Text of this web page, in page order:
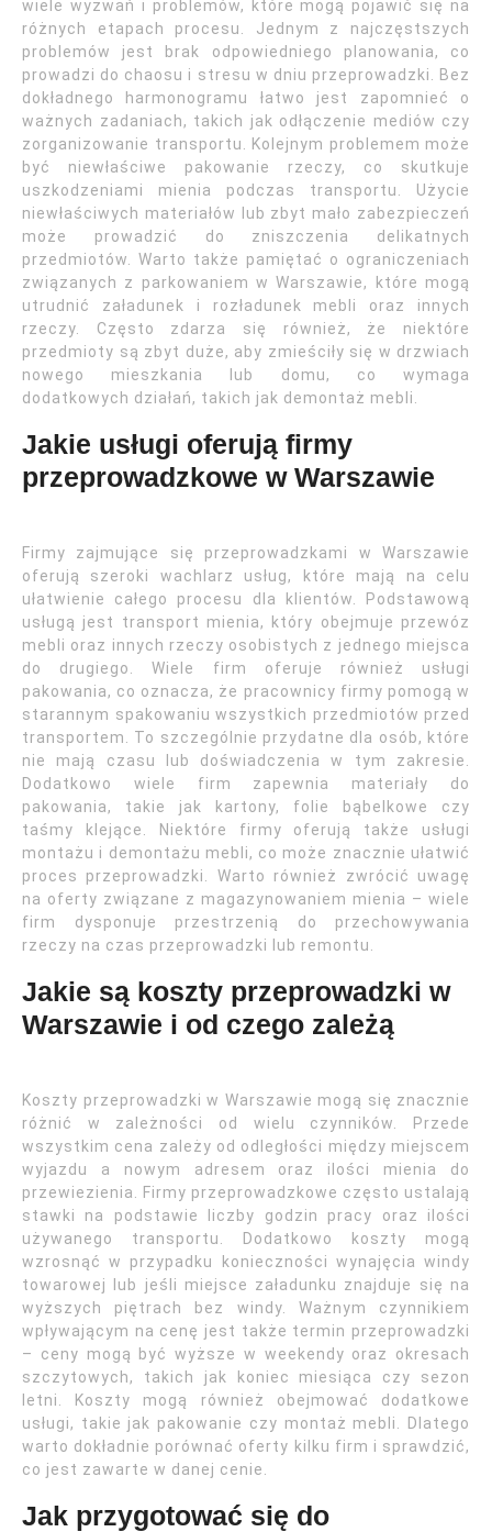
wiele wyzwań i problemów, które mogą pojawić się na
różnych etapach procesu. Jednym z najczęstszych
problemów jest brak odpowiedniego planowania, co
prowadzi do chaosu i stresu w dniu przeprowadzki. Bez
dokładnego harmonogramu łatwo jest zapomnieć o
ważnych zadaniach, takich jak odłączenie mediów czy
zorganizowanie transportu. Kolejnym problemem może
być niewłaściwe pakowanie rzeczy, co skutkuje
uszkodzeniami mienia podczas transportu. Użycie
niewłaściwych materiałów lub zbyt mało zabezpieczeń
może prowadzić do zniszczenia delikatnych
przedmiotów. Warto także pamiętać o ograniczeniach
związanych z parkowaniem w Warszawie, które mogą
utrudnić załadunek i rozładunek mebli oraz innych
rzeczy. Często zdarza się również, że niektóre
przedmioty są zbyt duże, aby zmieściły się w drzwiach
nowego mieszkania lub domu, co wymaga
dodatkowych działań, takich jak demontaż mebli.
Jakie usługi oferują firmy
przeprowadzkowe w Warszawie
Firmy zajmujące się przeprowadzkami w Warszawie
oferują szeroki wachlarz usług, które mają na celu
ułatwienie całego procesu dla klientów. Podstawową
usługą jest transport mienia, który obejmuje przewóz
mebli oraz innych rzeczy osobistych z jednego miejsca
do drugiego. Wiele firm oferuje również usługi
pakowania, co oznacza, że pracownicy firmy pomogą w
starannym spakowaniu wszystkich przedmiotów przed
transportem. To szczególnie przydatne dla osób, które
nie mają czasu lub doświadczenia w tym zakresie.
Dodatkowo wiele firm zapewnia materiały do
pakowania, takie jak kartony, folie bąbelkowe czy
taśmy klejące. Niektóre firmy oferują także usługi
montażu i demontażu mebli, co może znacznie ułatwić
proces przeprowadzki. Warto również zwrócić uwagę
na oferty związane z magazynowaniem mienia – wiele
firm dysponuje przestrzenią do przechowywania
rzeczy na czas przeprowadzki lub remontu.
Jakie są koszty przeprowadzki w
Warszawie i od czego zależą
Koszty przeprowadzki w Warszawie mogą się znacznie
różnić w zależności od wielu czynników. Przede
wszystkim cena zależy od odległości między miejscem
wyjazdu a nowym adresem oraz ilości mienia do
przewiezienia. Firmy przeprowadzkowe często ustalają
stawki na podstawie liczby godzin pracy oraz ilości
używanego transportu. Dodatkowo koszty mogą
wzrosnąć w przypadku konieczności wynajęcia windy
towarowej lub jeśli miejsce załadunku znajduje się na
wyższych piętrach bez windy. Ważnym czynnikiem
wpływającym na cenę jest także termin przeprowadzki
– ceny mogą być wyższe w weekendy oraz okresach
szczytowych, takich jak koniec miesiąca czy sezon
letni. Koszty mogą również obejmować dodatkowe
usługi, takie jak pakowanie czy montaż mebli. Dlatego
warto dokładnie porównać oferty kilku firm i sprawdzić,
co jest zawarte w danej cenie.
Jak przygotować się do